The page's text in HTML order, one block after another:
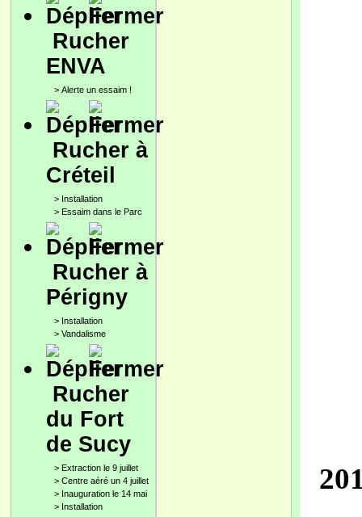
Rucher
ENVA
> Alerte un essaim !
Rucher à
Créteil
> Installation
> Essaim dans le Parc
Rucher à
Périgny
> Installation
> Vandalisme
Rucher
du Fort
de Sucy
> Extraction le 9 juillet
> Centre aéré un 4 juillet
> Inauguration le 14 mai
> Installation